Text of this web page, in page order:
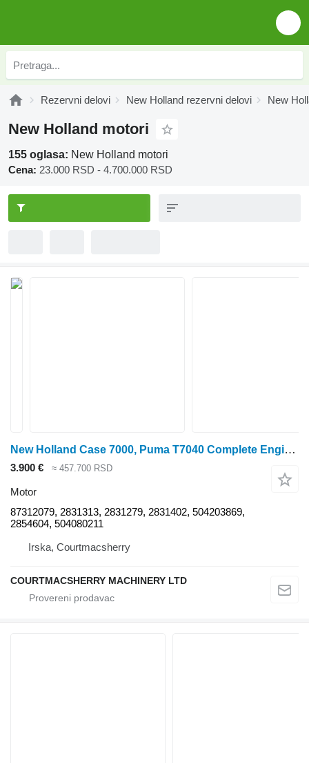
Rezervni delovi New Holland rezervni delovi New
New Holland motori
155 oglasa: New Holland motori
Cena: 23.000 RSD - 4.700.000 RSD
New Holland Case 7000, Puma T7040 Complete Engine For Parts 87312079, 283131 motor
3.900 € ≈ 457.700 RSD
Motor
87312079, 2831313, 2831279, 2831402, 504203869,
2854604, 504080211
Irska, Courtmacsherry
COURTMACSHERRY MACHINERY LTD